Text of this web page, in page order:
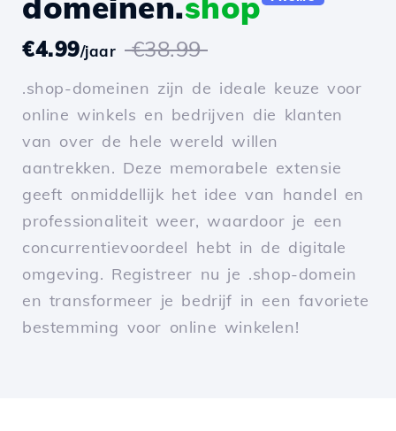
€4.99/jaar €38.99
.shop-domeinen zijn de ideale keuze voor
online winkels en bedrijven die klanten
van over de hele wereld willen
aantrekken. Deze memorabele extensie
geeft onmiddellijk het idee van handel en
professionaliteit weer, waardoor je een
concurrentievoordeel hebt in de digitale
omgeving. Registreer nu je .shop-domein
en transformeer je bedrijf in een favoriete
bestemming voor online winkelen!